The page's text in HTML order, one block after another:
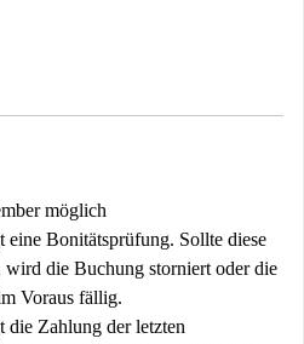
möglich
eine Bonitätsprüfung. Sollte diese
die Buchung storniert oder die
Voraus fällig.
die Zahlung der letzten